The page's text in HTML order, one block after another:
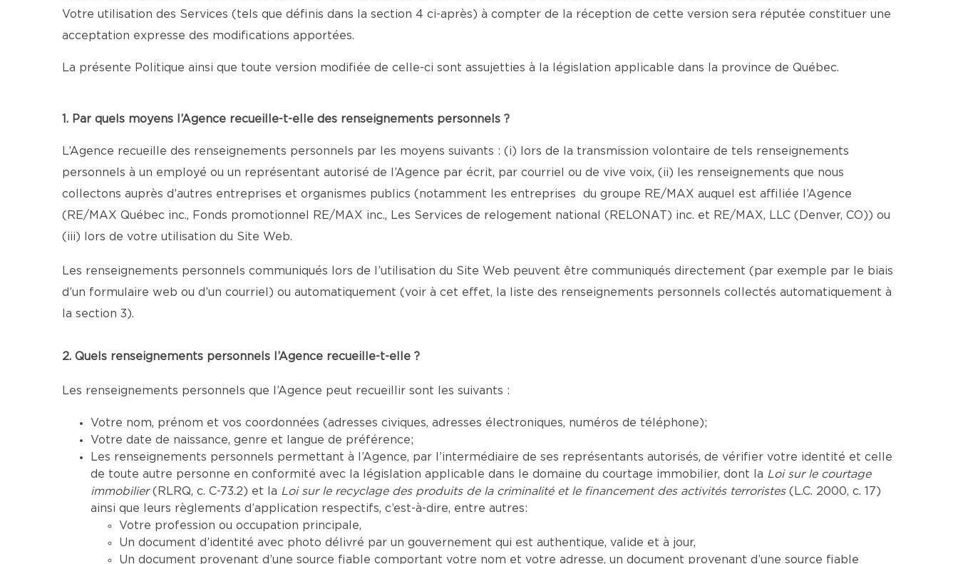
Votre utilisation des Services (tels que définis dans la section 4 ci-après) à compter de la réception de cette version sera réputée constituer une
acceptation expresse des modifications apportées.
La présente Politique ainsi que toute version modifiée de celle-ci sont assujetties à la législation applicable dans la province de Québec.
1. Par quels moyens l’Agence recueille-t-elle des renseignements personnels ?
L’Agence recueille des renseignements personnels par les moyens suivants : (i) lors de la transmission volontaire de tels renseignements
personnels à un employé ou un représentant autorisé de l’Agence par écrit, par courriel ou de vive voix, (ii) les renseignements que nous
collectons auprès d’autres entreprises et organismes publics (notamment les entreprises du groupe RE/MAX auquel est affiliée l’Agence
(RE/MAX Québec inc., Fonds promotionnel RE/MAX inc., Les Services de relogement national (RELONAT) inc. et RE/MAX, LLC (Denver, CO)) ou
(iii) lors de votre utilisation du Site Web.
Les renseignements personnels communiqués lors de l’utilisation du Site Web peuvent être communiqués directement (par exemple par le biais
d’un formulaire web ou d’un courriel) ou automatiquement (voir à cet effet, la liste des renseignements personnels collectés automatiquement à
la section 3).
2. Quels renseignements personnels l’Agence recueille-t-elle ?
Les renseignements personnels que l’Agence peut recueillir sont les suivants :
Votre nom, prénom et vos coordonnées (adresses civiques, adresses électroniques, numéros de téléphone);
Votre date de naissance, genre et langue de préférence;
Les renseignements personnels permettant à l’Agence, par l’intermédiaire de ses représentants autorisés, de vérifier votre identité et celle
de toute autre personne en conformité avec la législation applicable dans le domaine du courtage immobilier, dont la Loi sur le courtage
immobilier(RLRQ, c. C-73.2) et la Loi sur le recyclage des produits de la criminalité et le financement des activités terroristes(L.C. 2000, c. 17)
ainsi que leurs règlements d’application respectifs, c’est-à-dire, entre autres:
Votre profession ou occupation principale,
Un document d’identité avec photo délivré par un gouvernement qui est authentique, valide et à jour,
Un document provenant d’une source fiable comportant votre nom et votre adresse, un document provenant d’une source fiable